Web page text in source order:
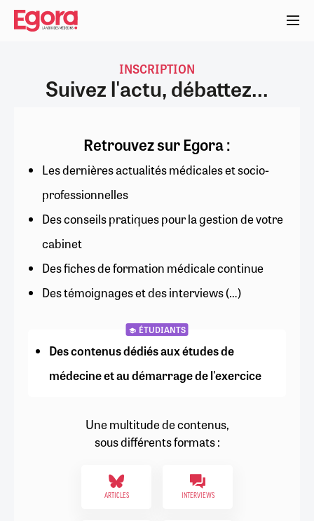
Aller
contenu
INSCRIPTION
Suivez l'actu, débattez...
Retrouvez sur Egora :
Les dernières actualités médicales et socio-
professionnelles
Des conseils pratiques pour la gestion de votre
cabinet
Des fiches de formation médicale continue
Des témoignages et des interviews (…)
ÉTUDIANTS
Des contenus dédiés aux études de
médecine et au démarrage de l'exercice
Une multitude de contenus,
sous différents formats :
ARTICLES INTERVIEWS